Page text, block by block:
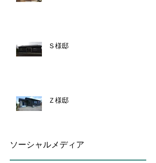
Ｓ様邸
Ｚ様邸
ソーシャルメディア